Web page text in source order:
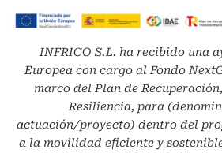
INFRICO S.L. ha recibido una
Europea con cargo al Fondo
marco del Plan de
Resiliencia, para
actuación/proyecto) dentro del
a la movilidad eficiente y